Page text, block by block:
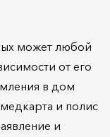
может любой
от его
в дом
и полис
и